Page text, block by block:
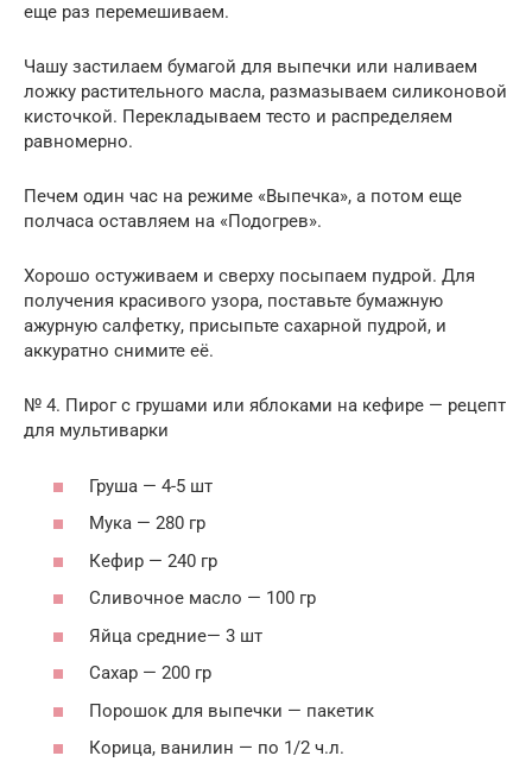
еще раз перемешиваем.
Чашу застилаем бумагой для выпечки или наливаем
ложку растительного масла, размазываем силиконовой
кисточкой. Перекладываем тесто и распределяем
равномерно.
Печем один час на режиме «Выпечка», а потом еще
полчаса оставляем на «Подогрев».
Хорошо остуживаем и сверху посыпаем пудрой. Для
получения красивого узора, поставьте бумажную
ажурную салфетку, присыпьте сахарной пудрой, и
аккуратно снимите её.
№ 4. Пирог с грушами или яблоками на кефире — рецепт
для мультиварки
Груша — 4-5 шт
Мука — 280 гр
Кефир — 240 гр
Сливочное масло — 100 гр
Яйца средние— 3 шт
Сахар — 200 гр
Порошок для выпечки — пакетик
Корица, ванилин — по 1/2 ч.л.